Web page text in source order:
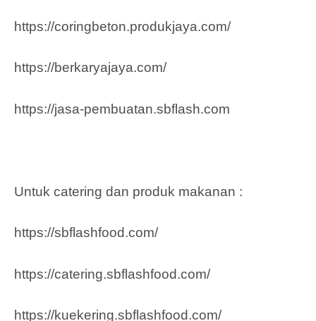
https://coringbeton.produkjaya.com/
https://berkaryajaya.com/
https://jasa-pembuatan.sbflash.com
Untuk catering dan produk makanan :
https://sbflashfood.com/
https://catering.sbflashfood.com/
https://kuekering.sbflashfood.com/